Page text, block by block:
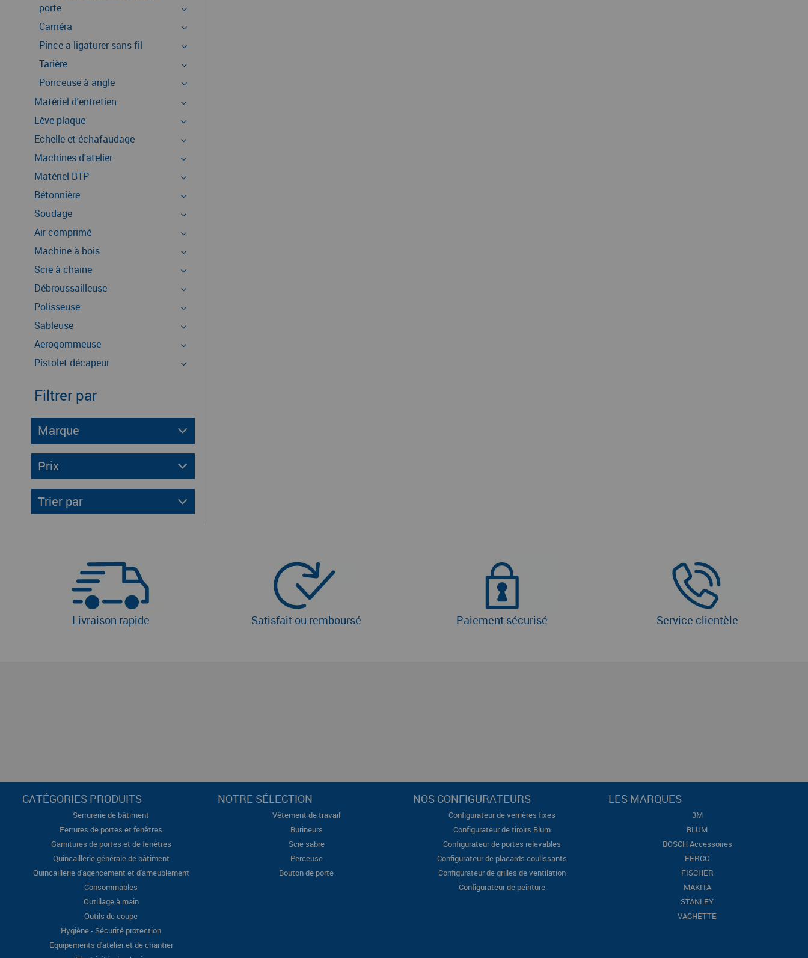
porte
Caméra
Pince a ligaturer sans fil
Tarière
Ponceuse à angle
Matériel d'entretien
Lève-plaque
Echelle et échafaudage
Machines d'atelier
Matériel BTP
Bétonnière
Soudage
Air comprimé
Machine à bois
Scie à chaine
Débroussailleuse
Polisseuse
Sableuse
Aerogommeuse
Pistolet décapeur
Filtrer par
Marque
Prix
Trier par
Livraison rapide Satisfait ou remboursé Paiement sécurisé Service clientèle
CATÉGORIES PRODUITS
Serrurerie de bâtiment
Ferrures de portes et fenêtres
Garnitures de portes et de fenêtres
Quincaillerie générale de bâtiment
Quincaillerie d'agencement et d'ameublement
Consommables
Outillage à main
Outils de coupe
Hygiène - Sécurité protection
Equipements d'atelier et de chantier
NOTRE SÉLECTION
Vêtement de travail
Burineurs
Scie sabre
Perceuse
Bouton de porte
NOS CONFIGURATEURS
Configurateur de verrières fixes
Configurateur de tiroirs Blum
Configurateur de portes relevables
Configurateur de placards coulissants
Configurateur de grilles de ventilation
Configurateur de peinture
LES MARQUES
3M
BLUM
BOSCH Accessoires
FERCO
FISCHER
MAKITA
STANLEY
VACHETTE